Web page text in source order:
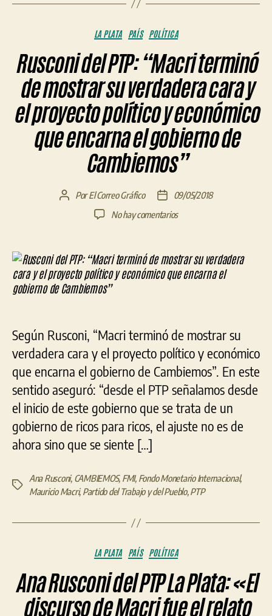
Categorías
LA PLATA PAÍS POLÍTICA
Rusconi del PTP: “Macri terminó
de mostrar su verdadera cara y
el proyecto político y económico
que encarna el gobierno de
Cambiemos”
AutorPorEl Correo Gráfico
Fecha
de
09/05/2018
No hay comentariosen
PTP:
“Macri
terminó
verdadera
cara
y
el
proyecto
político
y
económico
gobierno
de
Según Rusconi, “Macri terminó de mostrar su
verdadera cara y el proyecto político y económico
que encarna el gobierno de Cambiemos”. En este
sentido aseguró: “desde el PTP señalamos desde
el inicio de este gobierno que se trata de un
gobierno de ricos para ricos, el ajuste no es de
ahora sino que se siente […]
Etiquetas
Ana Rusconi, CAMBIEMOS, FMI, Fondo Monetario Internacional,
Mauricio Macri, Partido del Trabajo y del Pueblo,PTP
Categorías
LA PLATA PAÍS POLÍTICA
Ana Rusconi del PTP La Plata: «El
discurso de Macri fue el relato